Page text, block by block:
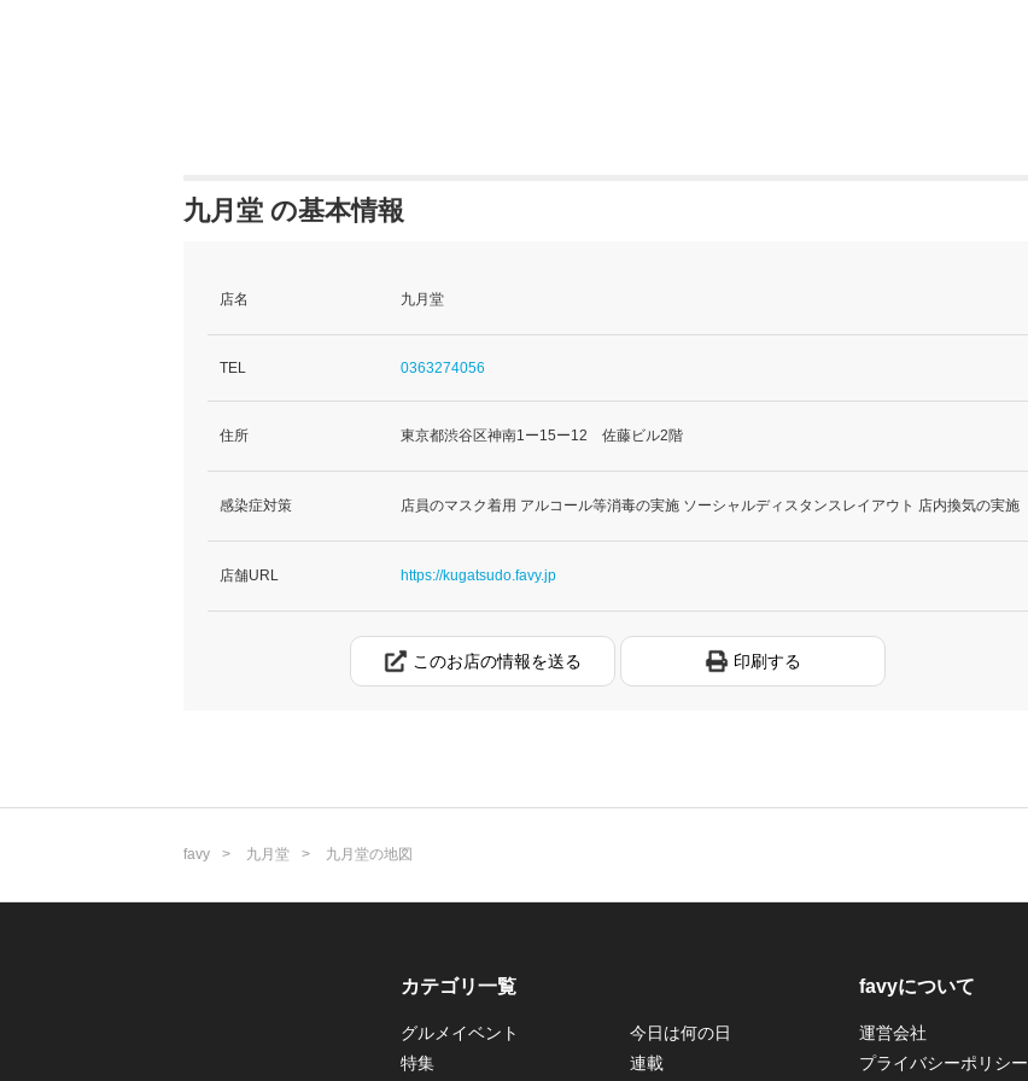
九月堂 の基本情報
店名 九月堂
TEL 0363274056
住所 東京都渋谷区神南1ー15ー12 佐藤ビル2階
感染症対策 店員のマスク着用 アルコール等消毒の実施 ソーシャルディスタンスレイアウト 店内換気の実施
店舗URL https://kugatsudo.favy.jp
このお店の情報を送る 印刷する
favy 九月堂 九月堂の地図
カテゴリ一覧
グルメイベント
今日は何の日
特集
連載
favyについて
運営会社
プライバシーポリシー